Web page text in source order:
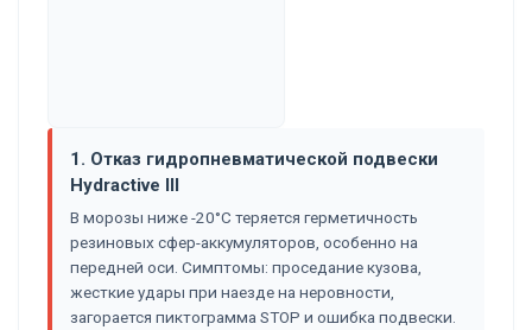
1. Отказ гидропневматической подвески
Hydractive III
В морозы ниже -20°C теряется герметичность
резиновых сфер-аккумуляторов, особенно на
передней оси. Симптомы: проседание кузова,
жесткие удары при наезде на неровности,
загорается пиктограмма STOP и ошибка подвески.